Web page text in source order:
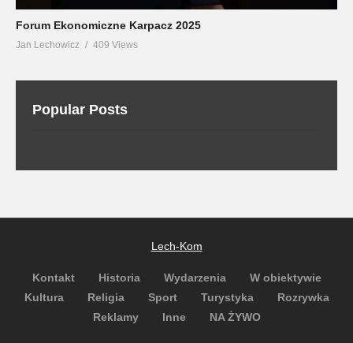
Forum Ekonomiczne Karpacz 2025
Jan Lechowicz 409 Views
Popular Posts
Lech-Kom
Kontakt Historia Wydarzenia
W obiektywie
Kultura
Religia Sport Turystyka
Rozrywka
Reklamy
Inne NA ŻYWO